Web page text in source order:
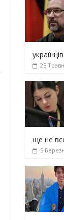
25
ще не
5